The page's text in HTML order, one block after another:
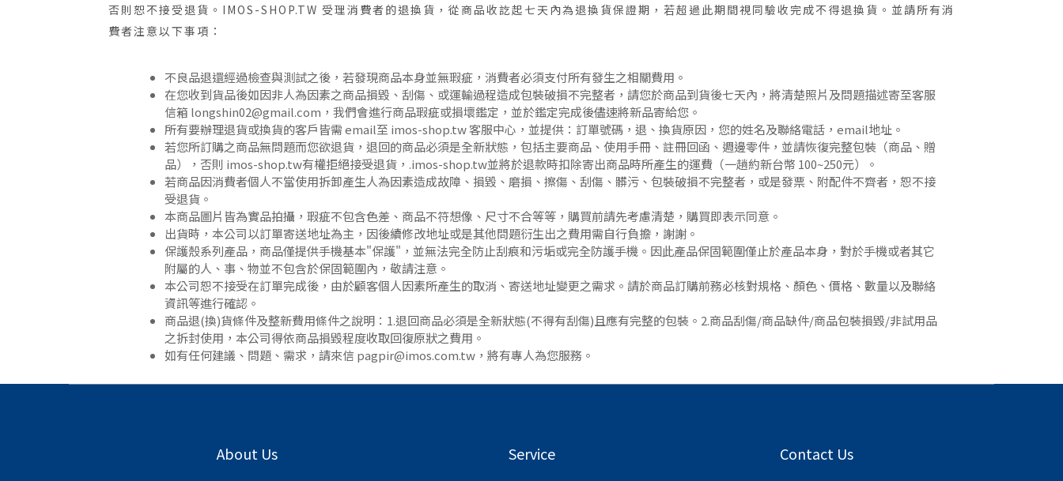
否則恕不接受退貨。IMOS-SHOP.TW 受理消費者的退換貨，從商品收訖起七天內為退換貨保證期，若超過此期間視同驗收完成不得退換貨。並請所有消
費者注意以下事項：
不良品退還經過檢查與測試之後，若發現商品本身並無瑕疵，消費者必須支付所有發生之相關費用。
在您收到貨品後如因非人為因素之商品損毀、刮傷、或運輸過程造成包裝破損不完整者，請您於商品到貨後七天內，將清楚照片及問題描述寄至客服
信箱 longshin02@gmail.com，我們會進行商品瑕疵或損壞鑑定，並於鑑定完成後儘速將新品寄給您。
所有要辦理退貨或換貨的客戶皆需 email至 imos-shop.tw 客服中心，並提供：訂單號碼，退、換貨原因，您的姓名及聯絡電話，email地址。
若您所訂購之商品無問題而您欲退貨，退回的商品必須是全新狀態，包括主要商品、使用手冊、註冊回函、週邊零件，並請恢復完整包裝（商品、贈
品），否則 imos-shop.tw有權拒絕接受退貨，.imos-shop.tw並將於退款時扣除寄出商品時所產生的運費（一趟約新台幣 100~250元）。
若商品因消費者個人不當使用拆卸產生人為因素造成故障、損毀、磨損、擦傷、刮傷、髒污、包裝破損不完整者，或是發票、附配件不齊者，恕不接
受退貨。
本商品圖片皆為實品拍攝，瑕疵不包含色差、商品不符想像、尺寸不合等等，購買前請先考慮清楚，購買即表示同意。
出貨時，本公司以訂單寄送地址為主，因後續修改地址或是其他問題衍生出之費用需自行負擔，謝謝。
保護殼系列產品，商品僅提供手機基本"保護"，並無法完全防止刮痕和污垢或完全防護手機。因此產品保固範圍僅止於產品本身，對於手機或者其它
附屬的人、事、物並不包含於保固範圍內，敬請注意。
本公司恕不接受在訂單完成後，由於顧客個人因素所產生的取消、寄送地址變更之需求。請於商品訂購前務必核對規格、顏色、價格、數量以及聯絡
資訊等進行確認。
商品退(換)貨條件及整新費用條件之說明：1.退回商品必須是全新狀態(不得有刮傷)且應有完整的包裝。2.商品刮傷/商品缺件/商品包裝損毀/非試用品
之拆封使用，本公司得依商品損毀程度收取回復原狀之費用。
如有任何建議、問題、需求，請來信 pagpir@imos.com.tw，將有專人為您服務。
About Us Service Contact Us